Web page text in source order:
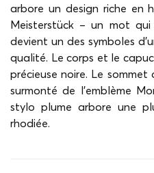
arbore un design riche en
Meisterstück – un mot
devient un des symboles
qualité. Le corps et le
précieuse noire. Le
surmonté de l’emblème
stylo plume arbore une
rhodiée.